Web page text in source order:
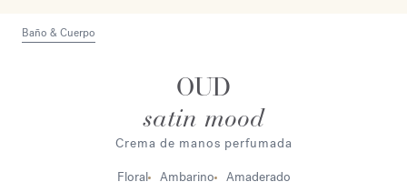
Baño & Cuerpo
OUD
satin mood
Crema de manos perfumada
Floral
Ambarino Amaderado